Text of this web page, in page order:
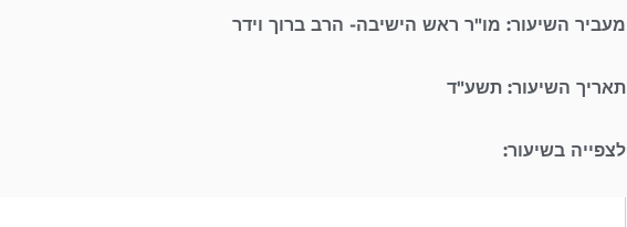
מעביר השיעור: מו"ר ראש הישיבה- הרב ברוך וידר
תאריך השיעור: תשע"ד
לצפייה בשיעור: